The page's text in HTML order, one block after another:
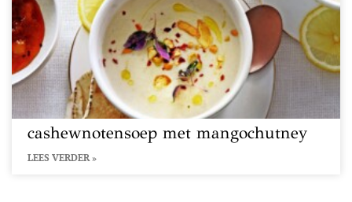
cashewnotensoep met mangochutney
LEES VERDER »